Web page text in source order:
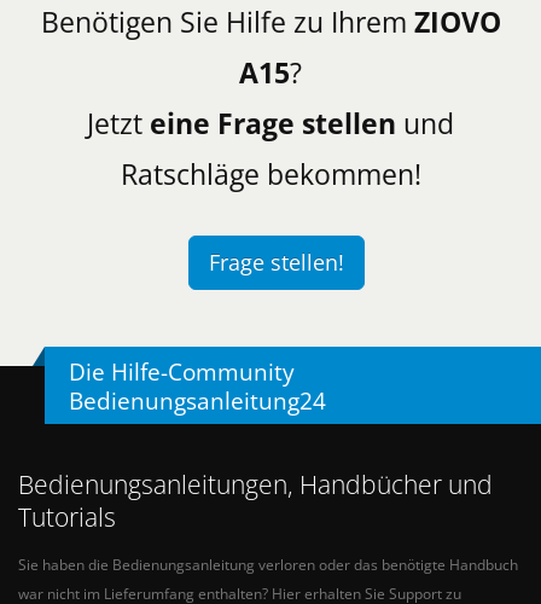
Benötigen Sie Hilfe zu Ihrem ZIOVO
A15?
Jetzt eine Frage stellen und
Ratschläge bekommen!
Frage stellen!
Die Hilfe-Community
Bedienungsanleitung24
Bedienungsanleitungen, Handbücher und
Tutorials
Sie haben die Bedienungsanleitung verloren oder das benötigte Handbuch
war nicht im Lieferumfang enthalten? Hier erhalten Sie Support zu